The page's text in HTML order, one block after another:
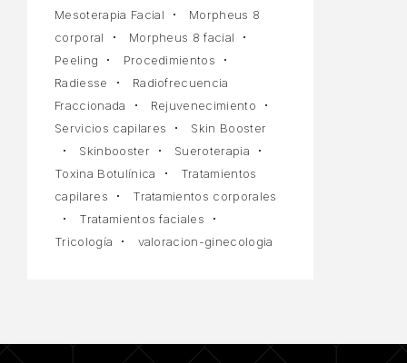
Mesoterapia Facial
Morpheus 8
corporal
Morpheus 8 facial
Peeling
Procedimientos
Radiesse
Radiofrecuencia
Fraccionada
Rejuvenecimiento
Servicios capilares
Skin Booster
Skinbooster
Sueroterapia
Toxina Botulínica
Tratamientos
capilares
Tratamientos corporales
Tratamientos faciales
Tricología
valoracion-ginecologia